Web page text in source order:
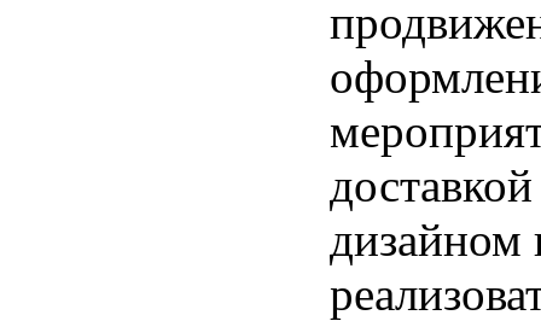
дизайном